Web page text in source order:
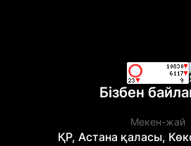
Бізбен
Мекен-жай
ҚР, Астана қаласы,